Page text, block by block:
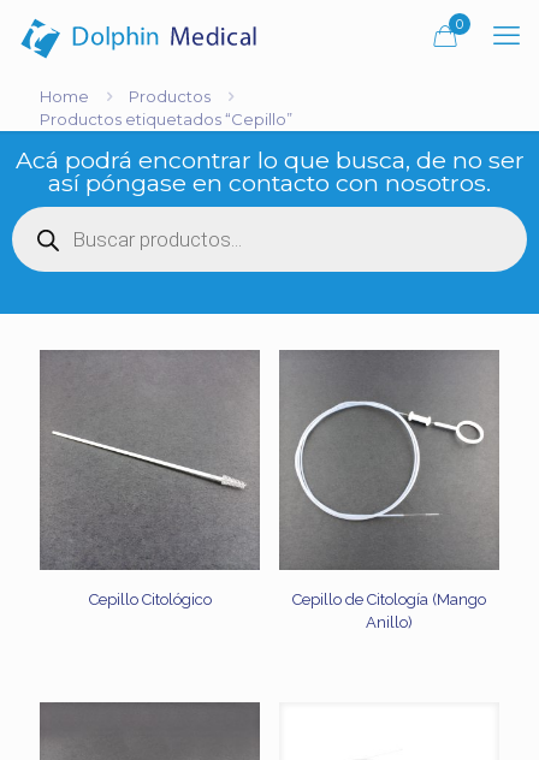
0
Home
Productos
Productos etiquetados “Cepillo”
Acá podrá encontrar lo que busca, de no ser
así póngase en contacto con nosotros.
Búsqueda
de
productos
Cepillo Citológico
Cepillo de Citología (Mango
Anillo)